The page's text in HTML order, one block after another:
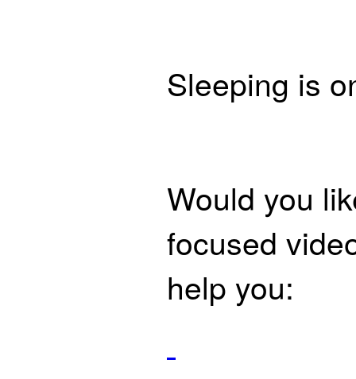
Sleeping is
Would you
focused
help you: